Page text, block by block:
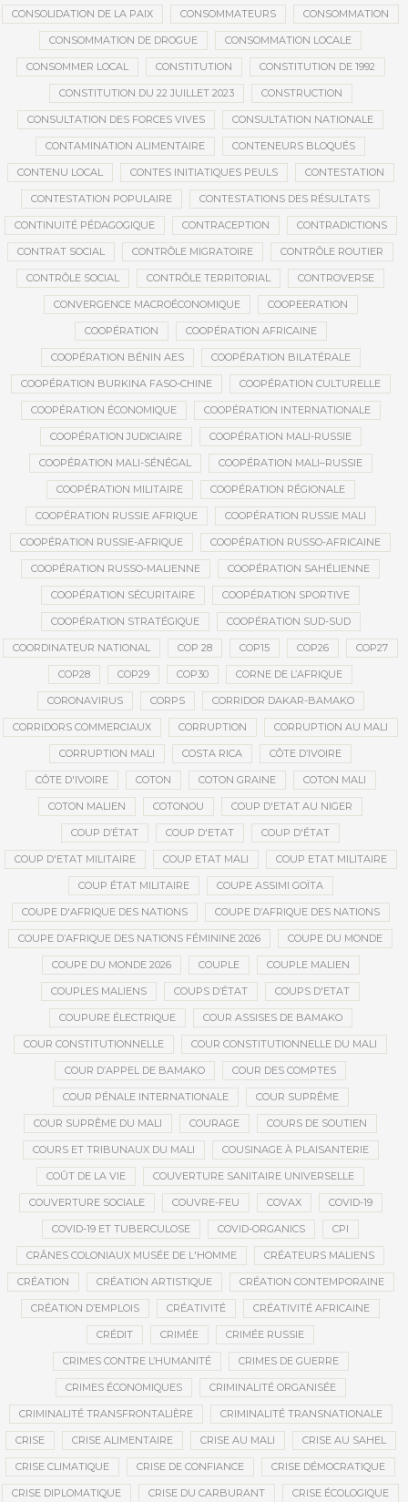
CONSOLIDATION DE LA PAIX CONSOMMATEURS CONSOMMATION
CONSOMMATION DE DROGUE CONSOMMATION LOCALE
CONSOMMER LOCAL CONSTITUTION CONSTITUTION DE 1992
CONSTITUTION DU 22 JUILLET 2023 CONSTRUCTION
CONSULTATION DES FORCES VIVES CONSULTATION NATIONALE
CONTAMINATION ALIMENTAIRE CONTENEURS BLOQUÉS
CONTENU LOCAL CONTES INITIATIQUES PEULS CONTESTATION
CONTESTATION POPULAIRE CONTESTATIONS DES RÉSULTATS
CONTINUITÉ PÉDAGOGIQUE CONTRACEPTION CONTRADICTIONS
CONTRAT SOCIAL CONTRÔLE MIGRATOIRE CONTRÔLE ROUTIER
CONTRÔLE SOCIAL CONTRÔLE TERRITORIAL CONTROVERSE
CONVERGENCE MACROÉCONOMIQUE COOPEERATION
COOPÉRATION COOPÉRATION AFRICAINE
COOPÉRATION BÉNIN AES COOPÉRATION BILATÉRALE
COOPÉRATION BURKINA FASO-CHINE COOPÉRATION CULTURELLE
COOPÉRATION ÉCONOMIQUE COOPÉRATION INTERNATIONALE
COOPÉRATION JUDICIAIRE COOPÉRATION MALI-RUSSIE
COOPÉRATION MALI-SÉNÉGAL COOPÉRATION MALI–RUSSIE
COOPÉRATION MILITAIRE COOPÉRATION RÉGIONALE
COOPÉRATION RUSSIE AFRIQUE COOPÉRATION RUSSIE MALI
COOPÉRATION RUSSIE-AFRIQUE COOPÉRATION RUSSO-AFRICAINE
COOPÉRATION RUSSO-MALIENNE COOPÉRATION SAHÉLIENNE
COOPÉRATION SÉCURITAIRE COOPÉRATION SPORTIVE
COOPÉRATION STRATÉGIQUE COOPÉRATION SUD-SUD
COORDINATEUR NATIONAL COP 28 COP15 COP26 COP27
COP28 COP29 COP30 CORNE DE L’AFRIQUE
CORONAVIRUS CORPS CORRIDOR DAKAR-BAMAKO
CORRIDORS COMMERCIAUX CORRUPTION CORRUPTION AU MALI
CORRUPTION MALI COSTA RICA CÔTE D’IVOIRE
CÔTE D'IVOIRE COTON COTON GRAINE COTON MALI
COTON MALIEN COTONOU COUP D'ETAT AU NIGER
COUP D’ÉTAT COUP D'ETAT COUP D'ÉTAT
COUP D'ETAT MILITAIRE COUP ETAT MALI COUP ETAT MILITAIRE
COUP ÉTAT MILITAIRE COUPE ASSIMI GOÏTA
COUPE D'AFRIQUE DES NATIONS COUPE D’AFRIQUE DES NATIONS
COUPE D’AFRIQUE DES NATIONS FÉMININE 2026 COUPE DU MONDE
COUPE DU MONDE 2026 COUPLE COUPLE MALIEN
COUPLES MALIENS COUPS D’ÉTAT COUPS D'ETAT
COUPURE ÉLECTRIQUE COUR ASSISES DE BAMAKO
COUR CONSTITUTIONNELLE COUR CONSTITUTIONNELLE DU MALI
COUR D’APPEL DE BAMAKO COUR DES COMPTES
COUR PÉNALE INTERNATIONALE COUR SUPRÊME
COUR SUPRÊME DU MALI COURAGE COURS DE SOUTIEN
COURS ET TRIBUNAUX DU MALI COUSINAGE À PLAISANTERIE
COÛT DE LA VIE COUVERTURE SANITAIRE UNIVERSELLE
COUVERTURE SOCIALE COUVRE-FEU COVAX COVID-19
COVID-19 ET TUBERCULOSE COVID-ORGANICS CPI
CRÂNES COLONIAUX MUSÉE DE L'HOMME CRÉATEURS MALIENS
CRÉATION CRÉATION ARTISTIQUE CRÉATION CONTEMPORAINE
CRÉATION D’EMPLOIS CRÉATIVITÉ CRÉATIVITÉ AFRICAINE
CRÉDIT CRIMÉE CRIMÉE RUSSIE
CRIMES CONTRE L’HUMANITÉ CRIMES DE GUERRE
CRIMES ÉCONOMIQUES CRIMINALITÉ ORGANISÉE
CRIMINALITÉ TRANSFRONTALIÈRE CRIMINALITÉ TRANSNATIONALE
CRISE CRISE ALIMENTAIRE CRISE AU MALI CRISE AU SAHEL
CRISE CLIMATIQUE CRISE DE CONFIANCE CRISE DÉMOCRATIQUE
CRISE DIPLOMATIQUE CRISE DU CARBURANT CRISE ÉCOLOGIQUE